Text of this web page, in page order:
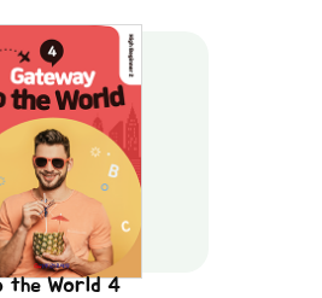
the World 4